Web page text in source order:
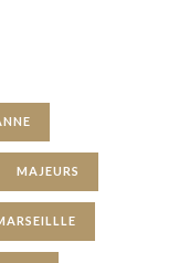
MAJEURS